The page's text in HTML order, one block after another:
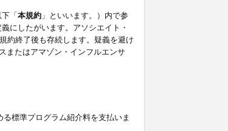
下「本規約 」といいます。）内で参
にしたがいます。アソシエイト・
約終了後も存続します。疑義を避け
またはアマゾン・インフルエンサ
標準プログラム紹介料を支払いま